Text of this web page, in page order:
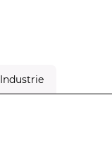
Industrie